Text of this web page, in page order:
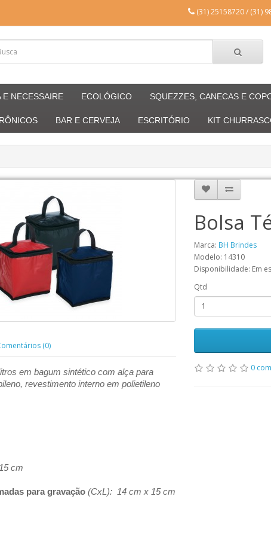
(31) 25158720 / (31)
E NECESSAIRE ECOLÓGICO SQUEZZES, CANECAS E
BAR E CERVEJA ESCRITÓRIO KIT
(0)
em bagum sintético com alça para
revestimento interno em polietileno
cm
para gravação(CxL): 14 cm x 15 cm
Bolsa
Marca: BH Brindes
Modelo: 14310
Disponibilidade: Em
Qtd
0